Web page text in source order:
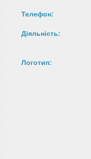
Телефон:
Діяльність:
Логотип: